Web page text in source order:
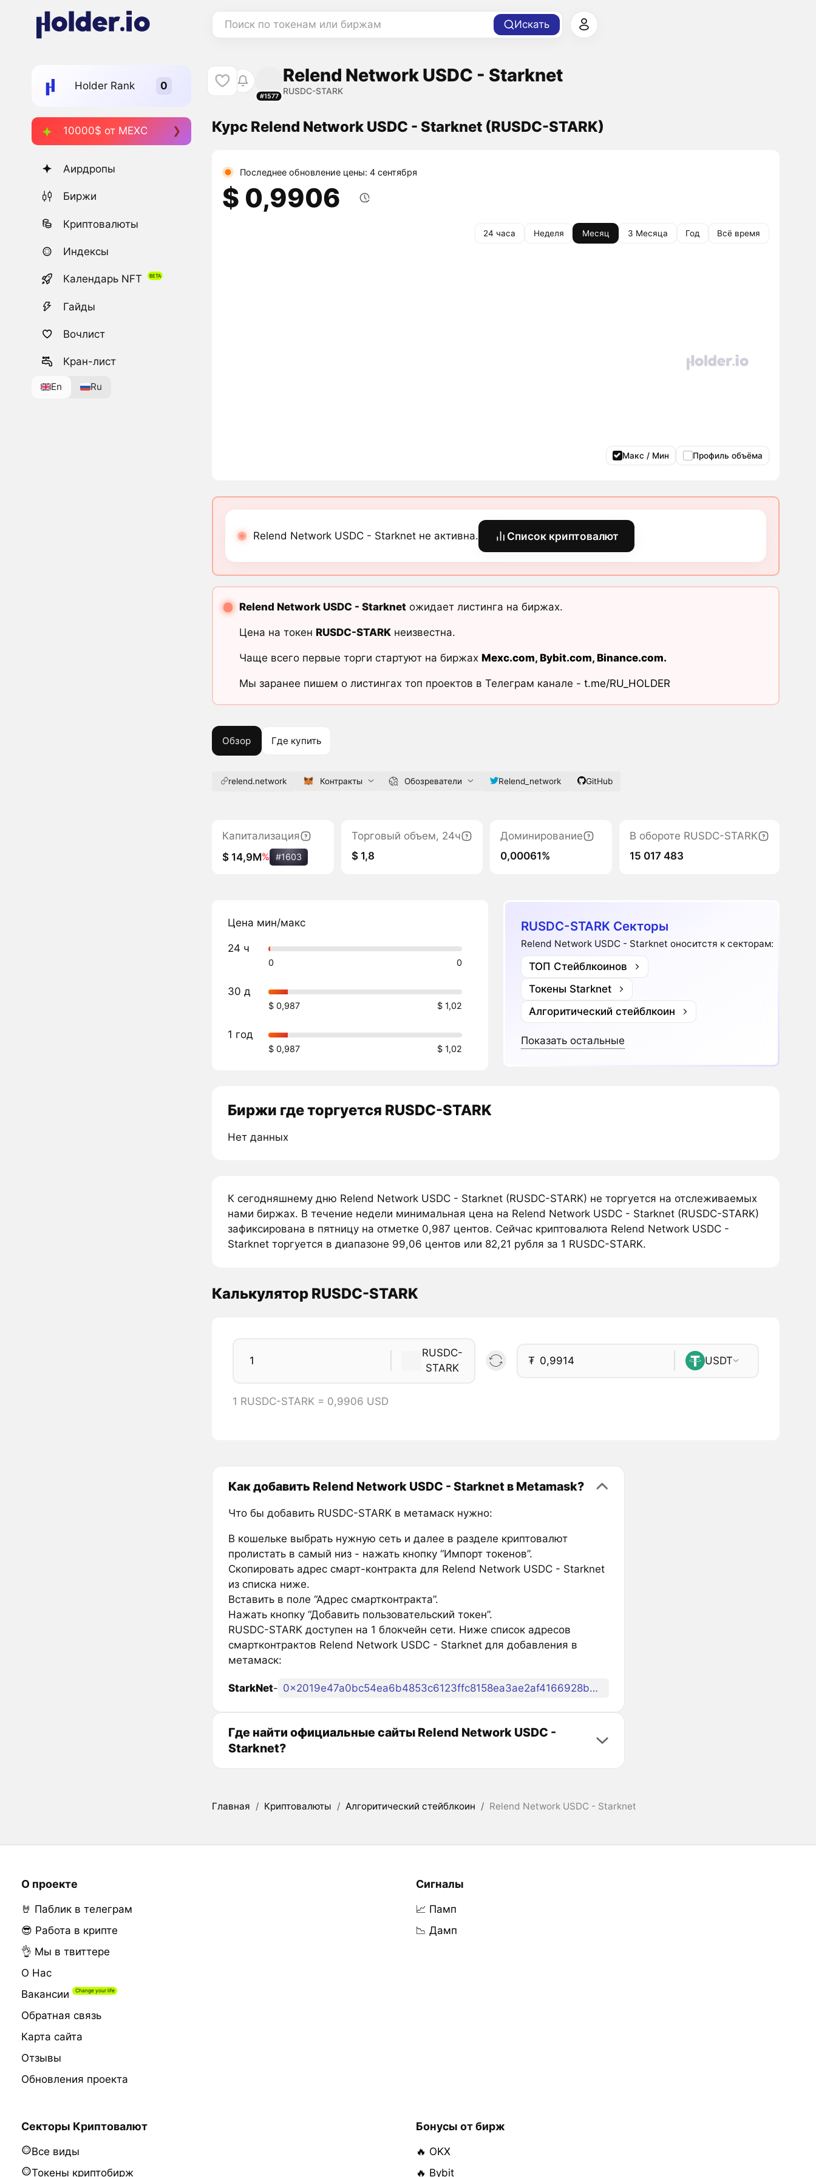
Поиск по токенам или биржам Искать
Holder Rank
10000$ от MEXC
Аирдропы
Биржи
Криптовалюты
Индексы
Календарь NFT
Гайды
Вочлист
Кран-лист
En Ru
#1577
Relend Network USDC - Starknet
RUSDC-STARK
Курс Relend Network USDC - Starknet (RUSDC-STARK)
Последнее обновление цены: 4 сентября
$ 0,9906
24 часа Неделя Месяц 3 Месяца Год Всё время
Макс / Мин Профиль объёма
Relend Network USDC - Starknet не активна. Список криптовалют
Relend Network USDC - Starknetожидает листинга на биржах.
Цена на токен RUSDC-STARKнеизвестна.
Чаще всего первые торги стартуют на биржах Mexc.com, Bybit.com, Binance.com.
Мы заранее пишем о листингах топ проектов в Телеграм канале - t.me/RU_HOLDER
Обзор Где купить
relend.network Контракты Обозреватели Relend_network GitHub
Капитализация
$ 14,9M% #1603
Торговый объем, 24ч
$ 1,8
Доминирование
0,00061%
В обороте RUSDC-STARK
15 017 483
Цена мин/макс
24 ч
0 0
30 д
$ 0,987 $ 1,02
1 год
$ 0,987 $ 1,02
RUSDC-STARK Секторы
Relend Network USDC - Starknet оноситстя к секторам:
ТОП Стейблкоинов
Токены Starknet
Алгоритический стейблкоин
Показать остальные
Биржи где торгуется RUSDC-STARK
Нет данных
К сегодняшнему дню Relend Network USDC - Starknet (RUSDC-STARK) не торгуется на отслеживаемых
нами биржах. В течение недели минимальная цена на Relend Network USDC - Starknet (RUSDC-STARK)
зафиксирована в пятницу на отметке 0,987 центов. Сейчас криптовалюта Relend Network USDC -
Starknet торгуется в диапазоне 99,06 центов или 82,21 рубля за 1 RUSDC-STARK.
Калькулятор RUSDC-STARK
RUSDC-
STARK
₮ USDT
1 RUSDC-STARK = 0,9906 USD
Как добавить Relend Network USDC - Starknet в Metamask?
Что бы добавить RUSDC-STARK в метамаск нужно:
В кошельке выбрать нужную сеть и далее в разделе криптовалют
пролистать в самый низ - нажать кнопку “Импорт токенов”.
Скопировать адрес смарт-контракта для Relend Network USDC - Starknet
из списка ниже.
Вставить в поле “Адрес смартконтракта”.
Нажать кнопку “Добавить пользовательский токен”.
RUSDC-STARK доступен на 1 блокчейн сети. Ниже список адресов
смартконтрактов Relend Network USDC - Starknet для добавления в
метамаск:
StarkNet- 0x2019e47a0bc54ea6b4853c6123ffc8158ea3ae2af4166928b0de6e89f06de6c
Где найти официальные сайты Relend Network USDC -
Starknet?
Главная / Криптовалюты / Алгоритический стейблкоин / Relend Network USDC - Starknet
О проекте
🤘 Паблик в телеграм
😎 Работа в крипте
👌 Мы в твиттере
О Нас
Вакансии
Обратная связь
Карта сайта
Отзывы
Обновления проекта
Сигналы
📈 Памп
📉 Дамп
Секторы Криптовалют
Все виды
Токены криптобирж
Бонусы от бирж
🔥 OKX
🔥 Bybit